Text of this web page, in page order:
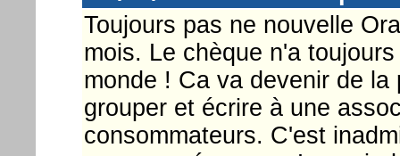
Toujours pas ne nouvelle
mois. Le chèque n'a
monde ! Ca va devenir de
grouper et écrire à une
consommateurs. C'est